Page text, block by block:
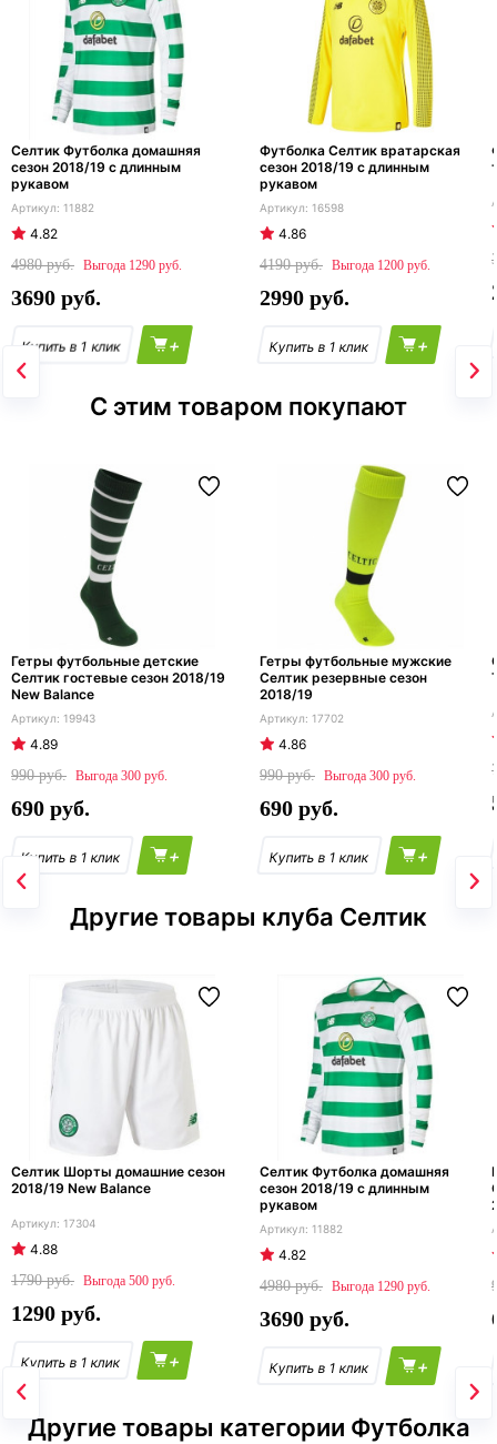
Селтик Футболка домашняя
сезон 2018/19 с длинным
рукавом
11882
4.82
4980
1290
3690
+
Футболка Селтик вратарская
сезон 2018/19 с длинным
рукавом
16598
4.86
4190
1200
2990
+
С этим товаром покупают
Гетры футбольные детские
Селтик гостевые сезон 2018/19
New Balance
19943
4.89
990
300
690
+
Гетры футбольные мужские
Селтик резервные сезон
2018/19
17702
4.86
990
300
690
+
Другие товары клуба Селтик
Селтик Шорты домашние сезон
2018/19 New Balance
17304
4.88
1790
500
1290
+
Селтик Футболка домашняя
сезон 2018/19 с длинным
рукавом
11882
4.82
4980
1290
3690
+
Другие товары категории Футболка